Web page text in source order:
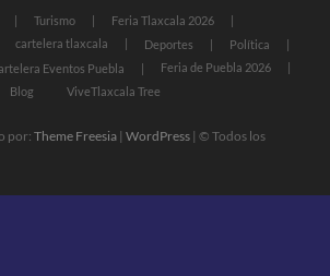
Turismo
Feria Tlaxcala 2026
cartelera tlaxcala Deportes
Política
Eventos Puebla
Feria de Puebla 2026
Blog
ViveTlaxcala Tree
por:Theme Freesia |WordPress | © Todos los